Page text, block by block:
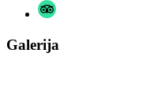
Galerija